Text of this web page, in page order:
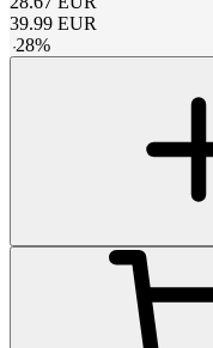
39.99 EUR
-28%